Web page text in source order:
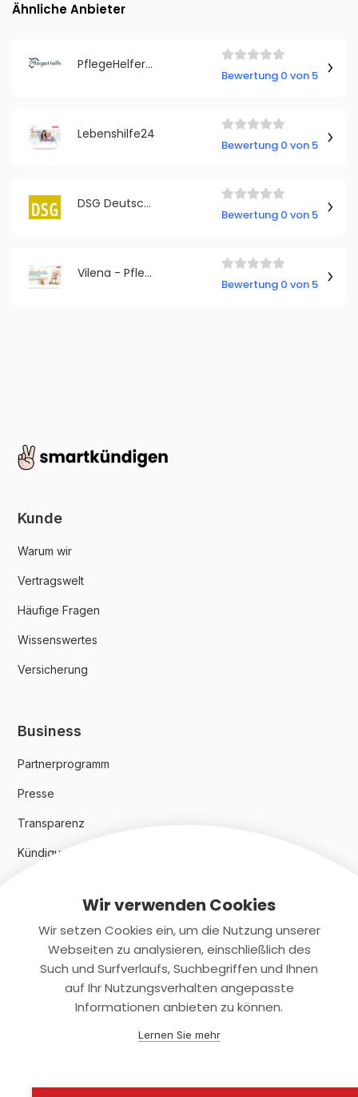
Ähnliche Anbieter
PflegeHelfer24
Bewertung 0 von 5
Lebenshilfe24
Bewertung 0 von 5
DSG Deutsche Seniorenstift Gesellschaft
Bewertung 0 von 5
Vilena - Pflege Zuhause GmbH
Bewertung 0 von 5
Kunde
Warum wir
Vertragswelt
Häufige Fragen
Wissenswertes
Versicherung
Business
Partnerprogramm
Presse
Transparenz
Kündigungsindex 2024
Rechtliches
Datenschutz
Wir verwenden Cookies
Wir setzen Cookies ein, um die Nutzung unserer
Webseiten zu analysieren, einschließlich des
Such und Surfverlaufs, Suchbegriffen und Ihnen
auf Ihr Nutzungsverhalten angepasste
Informationen anbieten zu können.
Lernen Sie mehr